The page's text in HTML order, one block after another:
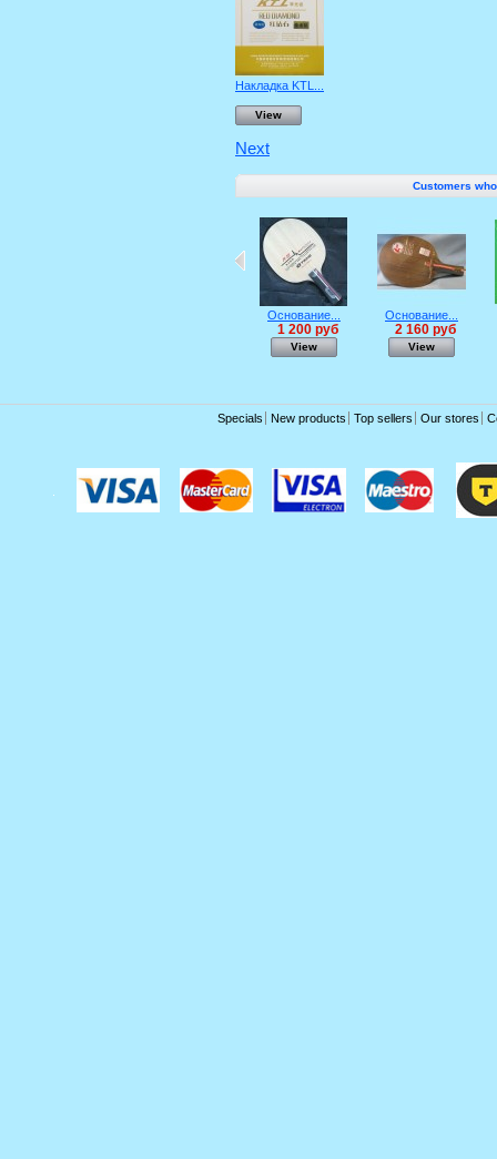
Накладка KTL...
View
Next
Customers
Основание...
1 200 руб
View
Основание...
2 160 руб
View
Specials New products Top sellers Our stores